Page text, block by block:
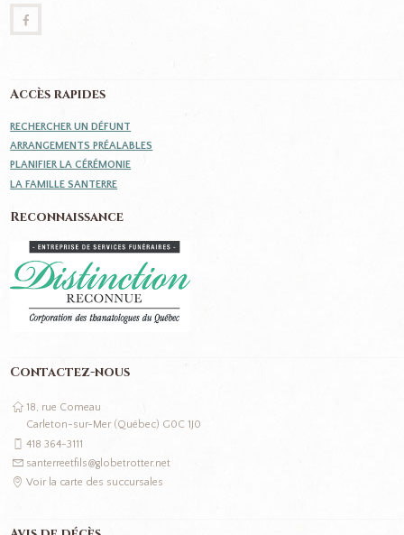
Accès rapides
RECHERCHER UN DÉFUNT
ARRANGEMENTS PRÉALABLES
PLANIFIER LA CÉRÉMONIE
LA FAMILLE SANTERRE
Reconnaissance
Contactez-nous
18, rue Comeau
Carleton-sur-Mer (Québec) G0C 1J0
418 364-3111
santerreetfils@globetrotter.net
Voir la carte des succursales